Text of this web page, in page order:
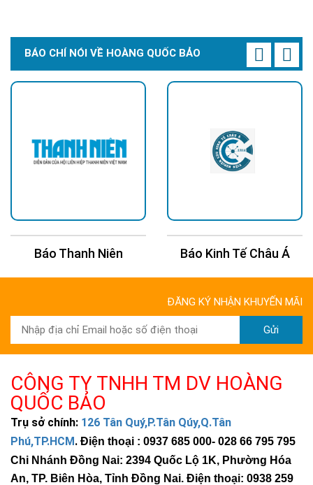
BÁO CHÍ NÓI VỀ HOÀNG QUỐC BẢO
Báo Thanh Niên Báo Kinh Tế Châu Á
ĐĂNG KÝ NHẬN KHUYẾN MÃI
Gửi
CÔNG TY TNHH TM DV HOÀNG
QUỐC BẢO
Trụ sở chính: 126 Tân Quý,P.Tân Qúy,Q.Tân
Phú,TP.HCM. Điện thoại : 0937 685 000- 028 66 795 795
Chi Nhánh Đồng Nai: 2394 Quốc Lộ 1K, Phường Hóa
An, TP. Biên Hòa, Tỉnh Đồng Nai. Điện thoại: 0938 259